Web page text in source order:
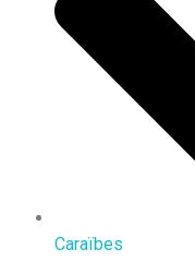
Caraïbes